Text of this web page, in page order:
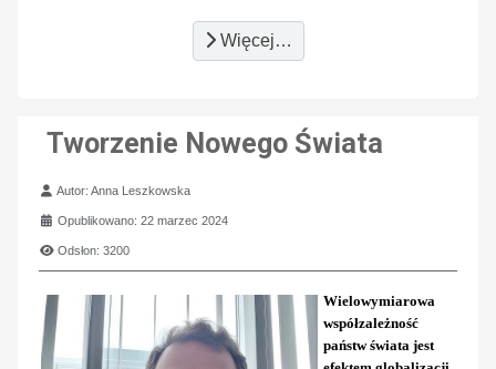
Więcej…
Tworzenie Nowego Świata
Szczegóły
Autor:Anna Leszkowska
Opublikowano: 22 marzec 2024
Odsłon: 3200
Wielowymiarowa
współzależność
państw świata jest